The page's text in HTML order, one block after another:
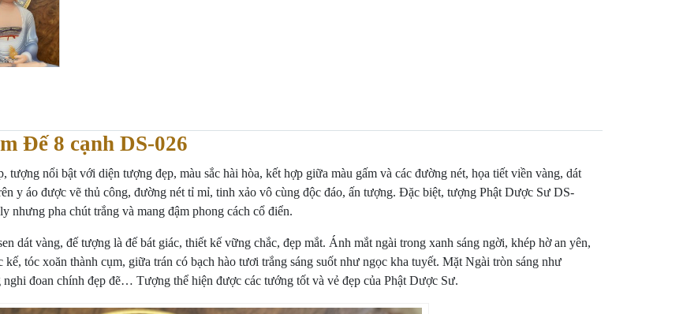
Đế 8 cạnh DS-026
nổi bật với diện tượng đẹp, màu sắc hài hòa, kết hợp giữa màu gấm và các đường nét, họa tiết viền vàng, dát
y áo được vẽ thủ công, đường nét tỉ mỉ, tinh xảo vô cùng độc đáo, ấn tượng. Đặc biệt, tượng Phật Dược Sư DS-
nhưng pha chút trắng và mang đậm phong cách cổ điển.
dát vàng, đế tượng là đế bát giác, thiết kế vững chắc, đẹp mắt. Ánh mắt ngài trong xanh sáng ngời, khép hờ an yên,
tóc xoăn thành cụm, giữa trán có bạch hào tươi trắng sáng suốt như ngọc kha tuyết. Mặt Ngài tròn sáng như
đoan chính đẹp đẽ… Tượng thể hiện được các tướng tốt và vẻ đẹp của Phật Dược Sư.